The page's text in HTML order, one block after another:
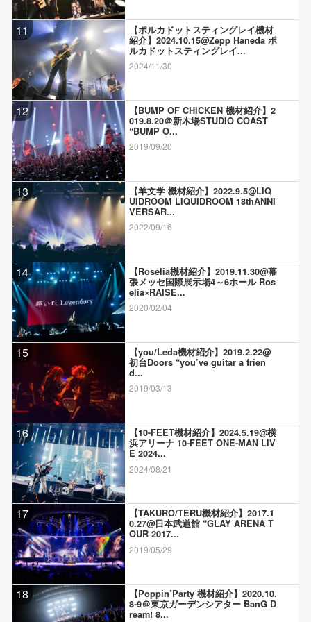
11
【ポルカドットスティングレイ機材
紹介】2024.10.15@Zepp Haneda ポ
ルカドットスティングレイ...
2024/11/30
12
【BUMP OF CHICKEN 機材紹介】2
019.8.20＠新木場STUDIO COAST
“BUMP O...
2019/09/20
13
【羊文学 機材紹介】2022.9.5@LIQ
UIDROOM LIQUIDROOM 18thANNI
VERSAR...
2022/09/16
14
【Roselia機材紹介】2019.11.30@幕
張メッセ国際展示場4～6ホール Ros
elia×RAISE...
2020/02/04
15
【you/Leda機材紹介】2019.2.22@
初台Doors “you’ve guitar a frien
d...
2019/03/13
16
【10-FEET機材紹介】2024.5.19@横
浜アリーナ 10-FEET ONE-MAN LIV
E 2024...
2024/08/21
17
【TAKURO/TERU機材紹介】2017.1
0.27@日本武道館 “GLAY ARENA T
OUR 2017...
2019/05/29
18
【Poppin’Party 機材紹介】2020.10.
8-9＠東京ガーデンシアター BanG D
ream! 8...